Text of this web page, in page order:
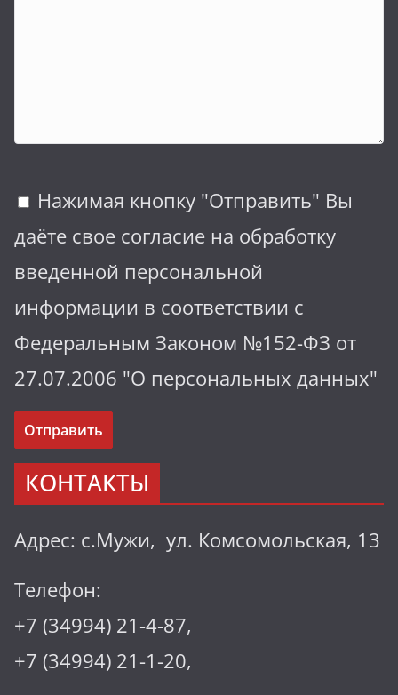
Нажимая кнопку "Отправить" Вы
даёте свое согласие на обработку
введенной персональной
информации в соответствии с
Федеральным Законом №152-ФЗ от
27.07.2006 "О персональных данных"
КОНТАКТЫ
Адрес: с.Мужи, ул. Комсомольская, 13
Телефон:
+7 (34994) 21-4-87,
+7 (34994) 21-1-20,